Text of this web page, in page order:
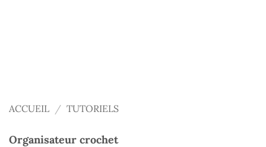
ACCUEIL / TUTORIELS
Organisateur crochet